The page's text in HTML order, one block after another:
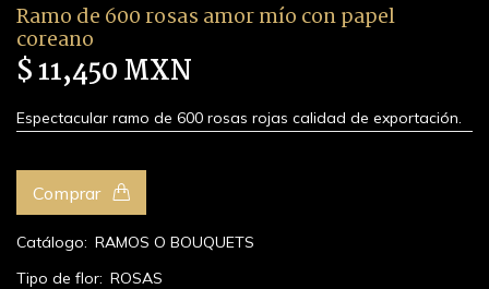
Ramo de 600 rosas amor mío con papel
coreano
$ 11,450 MXN
Espectacular ramo de 600 rosas rojas calidad de exportación.
Comprar
Catálogo: RAMOS O BOUQUETS
Tipo de flor: ROSAS